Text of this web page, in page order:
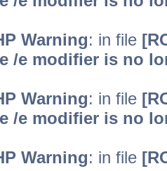
Warning: in file
/e modifier is no
Warning: in file
/e modifier is no
Warning: in file